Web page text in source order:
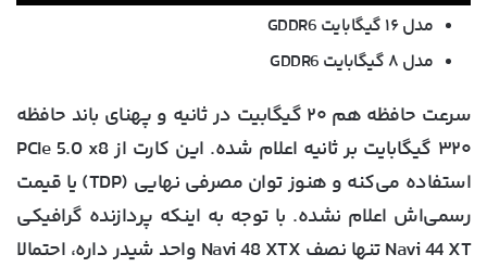
مدل ۱۶ گیگابایت GDDR6
مدل ۸ گیگابایت GDDR6
سرعت حافظه هم ۲۰ گیگابیت در ثانیه و پهنای باند حافظه
۳۲۰ گیگابایت بر ثانیه اعلام شده. این کارت از
PCIe 5.0 x8
استفاده می‌کنه و هنوز توان مصرفی نهایی (TDP) یا قیمت
رسمی‌اش اعلام نشده. با توجه به اینکه پردازنده گرافیکی
Navi 44 XT تنها نصف Navi 48 XTX واحد شیدر داره، احتمالا